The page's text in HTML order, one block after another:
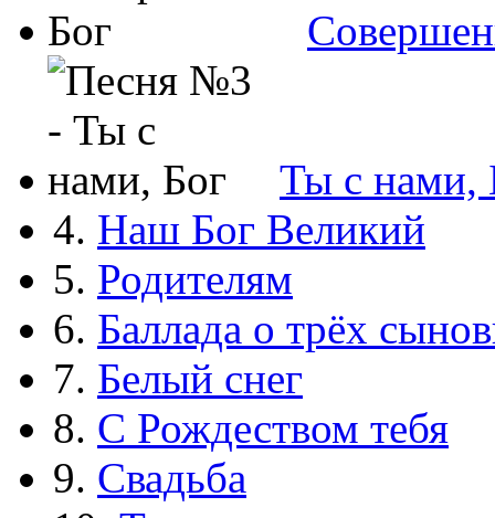
Ты с нами,
4. Наш Бог Великий
5. Родителям
6. Баллада о трёх
7. Белый снег
8. С Рождеством тебя
9. Свадьба